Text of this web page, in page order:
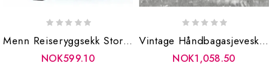
Menn Reiseryggsekk Stor Tenåring Mann Anti-Tyvveske Laptop-Ryggsekk Vanntett Bøtte Skuldervesker
NOK599.10
Vintage Håndbagasjeveske For Menn Reiseveske Med Skolomme Ekte Skinn Skulder Med Stor Kapasitet
NOK1,058.50